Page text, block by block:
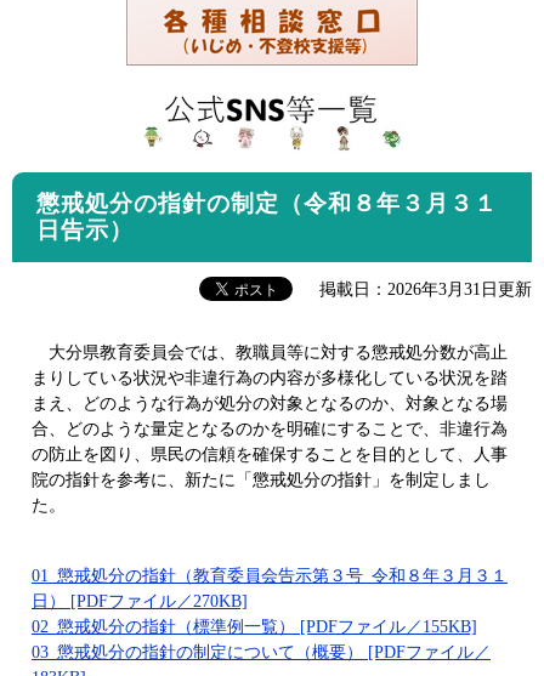
懲戒処分の指針の制定（令和８年３月３１
日告示）
掲載日：2026年3月31日更新
大分県教育委員会では、教職員等に対する懲戒処分数が高止
まりしている状況や非違行為の内容が多様化している状況を踏
まえ、どのような行為が処分の対象となるのか、対象となる場
合、どのような量定となるのかを明確にすることで、非違行為
の防止を図り、県民の信頼を確保することを目的として、人事
院の指針を参考に、新たに「懲戒処分の指針」を制定しまし
た。
01_懲戒処分の指針（教育委員会告示第３号_令和８年３月３１
日） [PDFファイル／270KB]
02_懲戒処分の指針（標準例一覧） [PDFファイル／155KB]
03_懲戒処分の指針の制定について（概要） [PDFファイル／